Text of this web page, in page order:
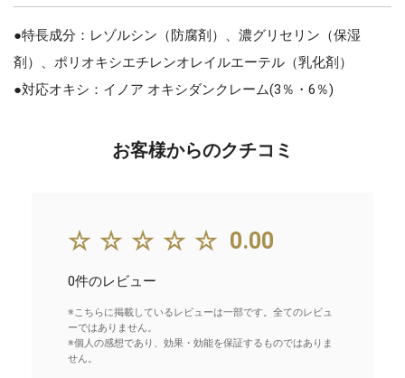
●特長成分：レゾルシン（防腐剤）、濃グリセリン（保湿
剤）、ポリオキシエチレンオレイルエーテル（乳化剤）
●対応オキシ：イノア オキシダンクレーム(3％・6％)
お客様からのクチコミ
☆☆☆☆☆ 0.00
0件のレビュー
※こちらに掲載しているレビューは一部です。全てのレビュ
ーではありません。
※個人の感想であり、効果・効能を保証するものではありま
せん。